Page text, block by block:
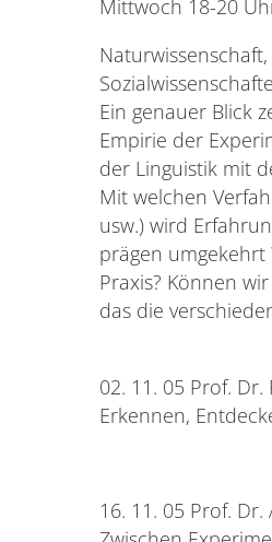
Mittwoch 18-20
Ein genauer Blick
Empirie der
der Linguistik mit
Mit welchen
usw.) wird
prägen umgekehrt
Praxis? Können
das die
02. 11. 05 Prof.
Erkennen,
16. 11. 05 Prof.